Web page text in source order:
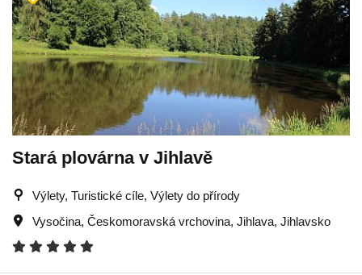
Stará plovárna v Jihlavě
Výlety, Turistické cíle, Výlety do přírody
Vysočina, Českomoravská vrchovina, Jihlava, Jihlavsko